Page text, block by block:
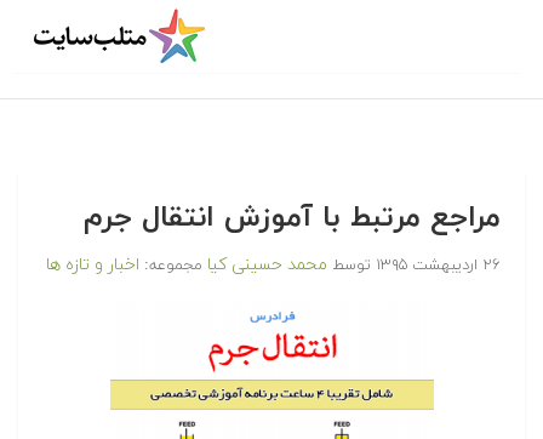
مراجع مرتبط با آموزش انتقال جرم
۲۶ اردیبهشت ۱۳۹۵ توسط محمد حسینی کیا مجموعه: اخبار و تازه ها